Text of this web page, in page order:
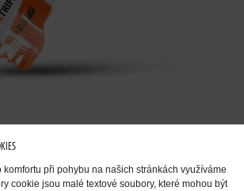
při pohybu na našich stránkách využíváme
cookie jsou malé textové soubory, které mohou být